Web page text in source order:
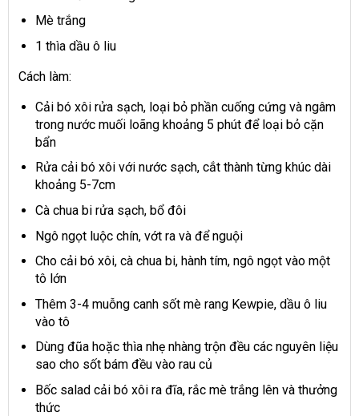
Mè trắng
1 thìa dầu ô liu
Cách làm:
Cải bó xôi rửa sạch, loại bỏ phần cuống cứng và ngâm
trong nước muối loãng khoảng 5 phút để loại bỏ cặn
bẩn
Rửa cải bó xôi với nước sạch, cắt thành từng khúc dài
khoảng 5-7cm
Cà chua bi rửa sạch, bổ đôi
Ngô ngọt luộc chín, vớt ra và để nguội
Cho cải bó xôi, cà chua bi, hành tím, ngô ngọt vào một
tô lớn
Thêm 3-4 muỗng canh sốt mè rang Kewpie, dầu ô liu
vào tô
Dùng đũa hoặc thìa nhẹ nhàng trộn đều các nguyên liệu
sao cho sốt bám đều vào rau củ
Bốc salad cải bó xôi ra đĩa, rắc mè trắng lên và thưởng
thức